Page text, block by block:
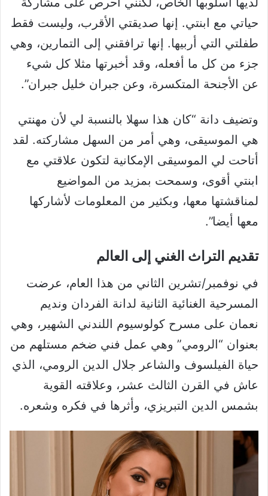
حياتي مع ابنتي. إنها صديقتي الأقرب، وليست فقط
طفلتي التي أربيها. إنها ترافقني إلى التمارين، وهي
جزء من كل ما أفعله، وقد أخبرتها مثلا كل شيء
عن الأجنحة المتكسرة، وعن جبران خليل جبران”.
وتضيف دانة “كان هذا سهلا بالنسبة لي لأن مهنتي
هي الموسيقى، وهي أمر من السهل مشاركته. لقد
أتاحت لي الموسيقى الإمكانية لتكون علاقتي مع
ابنتي أقوى، وسمحت بمزيد من المواضيع
لمناقشتها معها، وبكثير من المعلومات لأشاركها
معها أيضا”.
تقديم التراث الغني إلى العالم
في نوفمبر/تشرين الثاني من هذا العام، عرضت
المسرحية الغنائية الثانية لدانة الفردان ونديم
نعمان على مسرح كولوسيوم اللندني الشهير، وهي
بعنوان “الرومي” وهي عمل فني ضخم مستلهم من
حياة الفيلسوف والشاعر جلال الدين الرومي، الذي
عاش في القرن الثالث عشر، وعلاقته القوية
بشمس الدين التبريزي، وأثرها في فكره وشعره.